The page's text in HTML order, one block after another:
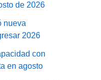
de 2026
nueva
2026
con
en agosto